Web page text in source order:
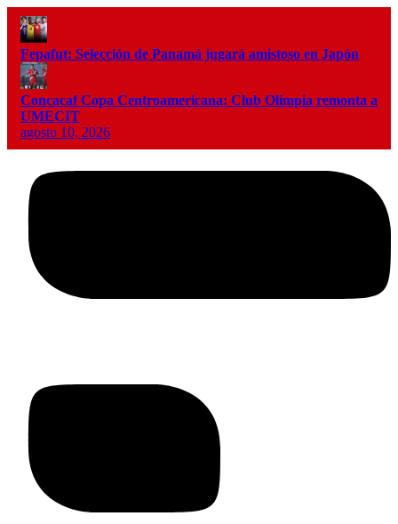
Fepafut: Selección de Panamá jugará amistoso en Japón
Concacaf Copa Centroamericana: Club Olimpia remonta a
UMECIT
agosto 10, 2026